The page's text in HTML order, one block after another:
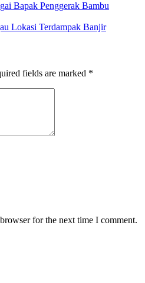
Bapak Penggerak Bambu
Lokasi Terdampak Banjir
fields are marked *
for the next time I comment.